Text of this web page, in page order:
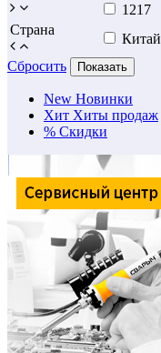
1217
Страна
Китай
Сбросить
Показать
New Новинки
Хит Хиты продаж
% Скидки